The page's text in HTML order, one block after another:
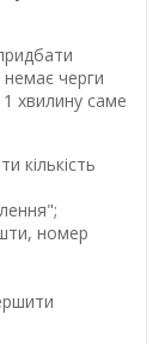
черги
хвилину саме
кількість
номер